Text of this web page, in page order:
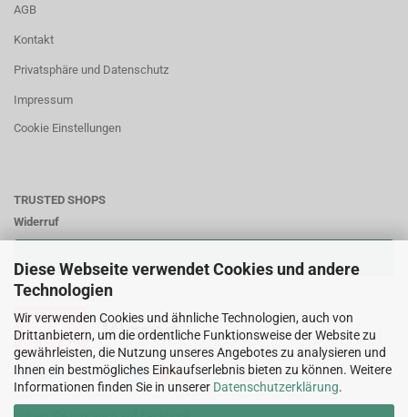
Diese Webseite verwendet Cookies und andere
Technologien
Wir verwenden Cookies und ähnliche Technologien, auch von
Drittanbietern, um die ordentliche Funktionsweise der Website zu
gewährleisten, die Nutzung unseres Angebotes zu analysieren und
Ihnen ein bestmögliches Einkaufserlebnis bieten zu können. Weitere
Informationen finden Sie in unserer Datenschutzerklärung.
AGB
Kontakt
Privatsphäre und Datenschutz
Impressum
Cookie Einstellungen
TRUSTED SHOPS
Widerruf
Zahlungsweisen: